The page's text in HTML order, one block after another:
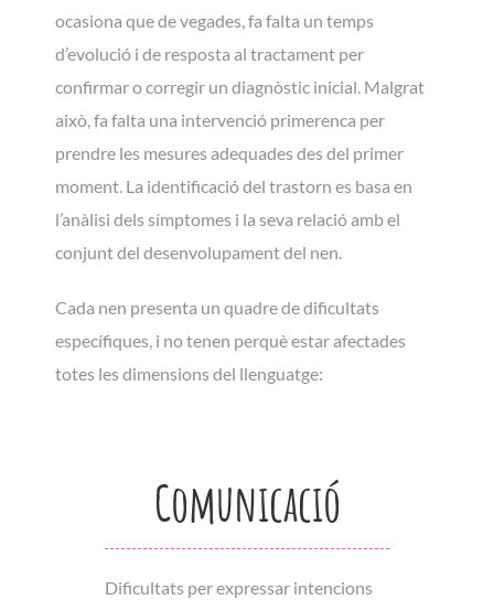
ocasiona que de vegades, fa falta un temps
d’evolució i de resposta al tractament per
confirmar o corregir un diagnòstic inicial. Malgrat
això, fa falta una intervenció primerenca per
prendre les mesures adequades des del primer
moment. La identificació del trastorn es basa en
l’anàlisi dels símptomes i la seva relació amb el
conjunt del desenvolupament del nen.
Cada nen presenta un quadre de dificultats
específiques, i no tenen perquè estar afectades
totes les dimensions del llenguatge:
Comunicació
Dificultats per expressar intencions